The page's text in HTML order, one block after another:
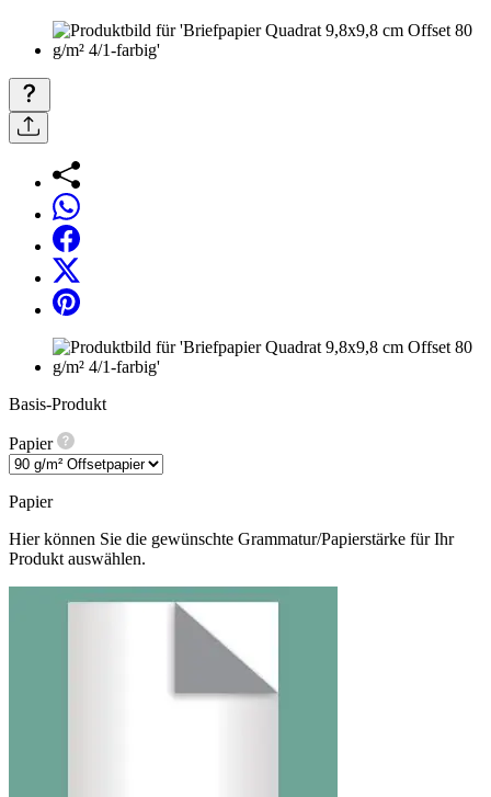
Basis-Produkt
Papier
Papier
Hier können Sie die gewünschte Grammatur/Papierstärke für Ihr
Produkt auswählen.